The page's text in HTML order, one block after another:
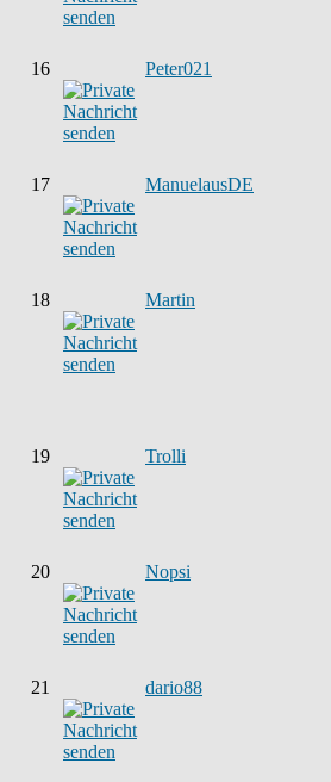
16 Peter021
17 ManuelausDE
18 Martin
19 Trolli
20 Nopsi
21 dario88